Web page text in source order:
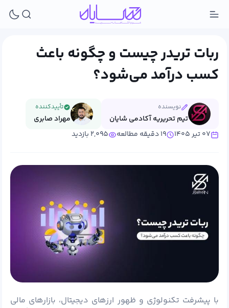
ربات تریدر چیست و چگونه باعث
کسب درآمد می‌شود؟
نویسنده
تیم تحریریه آکادمی شایان
تأییدکننده
مهراد صابری
۰۷ تیر ۱۴۰۵
۱۹ دقیقه مطالعه ۲,۰۹۵ بازدید
با پیشرفت تکنولوژی و ظهور ارزهای دیجیتال، بازارهای مالی